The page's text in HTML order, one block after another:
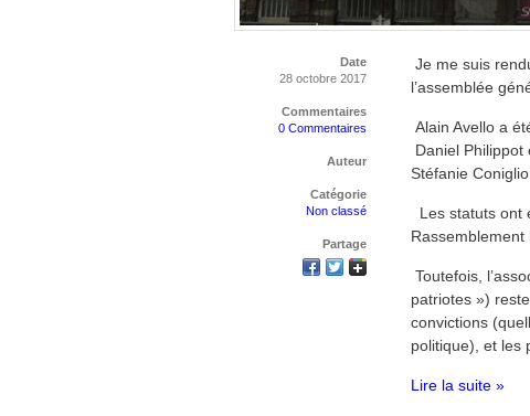
Date
28 octobre 2017
Commentaires
0 Commentaires
Auteur
Catégorie
Non classé
Partage
Je me suis
l’assemblée
Alain Avello a
Daniel Philippot
Stéfanie
Les statuts ont
Rassemblement
Toutefois,
patriotes »)
convictions
politique), et les
Lire la suite »